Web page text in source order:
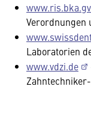
Verordnungen
Laboratorien
www.vdzi.de